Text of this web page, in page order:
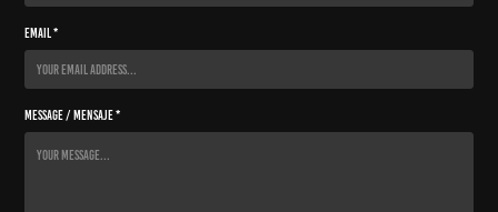
Email *
Message / Mensaje *